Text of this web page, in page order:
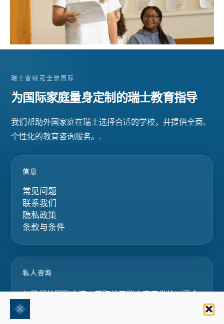
瑞士雪绒花全景国际
为国际家庭量身定制的瑞士教育指导
我们帮助外国家庭在瑞士选择合适的学校，并提供全面、
个性化的教育咨询服务。.
信息
常见问题
联系我们
隐私政策
条款与条件
私人咨询
与我们的团队交流，获取关于瑞士寄宿学校、夏令
营和家庭教育项目的定制化建议。.